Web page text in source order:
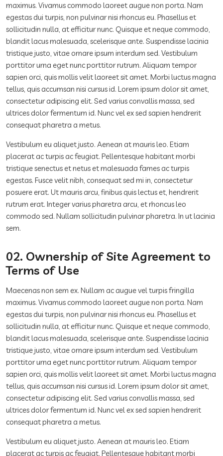
maximus. Vivamus commodo laoreet augue non porta. Nam
egestas dui turpis, non pulvinar nisi rhoncus eu. Phasellus et
sollicitudin nulla, at efficitur nunc. Quisque et neque commodo,
blandit lacus malesuada, scelerisque ante. Suspendisse lacinia
tristique justo, vitae ornare ipsum interdum sed. Vestibulum
porttitor urna eget nunc porttitor rutrum. Aliquam tempor
sapien orci, quis mollis velit laoreet sit amet. Morbi luctus magna
tellus, quis accumsan nisi cursus id. Lorem ipsum dolor sit amet,
consectetur adipiscing elit. Sed varius convallis massa, sed
ultrices dolor fermentum id. Nunc vel ex sed sapien hendrerit
consequat pharetra a metus.
Vestibulum eu aliquet justo. Aenean at mauris leo. Etiam
placerat ac turpis ac feugiat. Pellentesque habitant morbi
tristique senectus et netus et malesuada fames ac turpis
egestas. Fusce velit nibh, consequat sed mi in, consectetur
posuere erat. Ut mauris arcu, finibus quis lectus et, hendrerit
rutrum erat. Integer varius pharetra arcu, et rhoncus leo
commodo sed. Nullam sollicitudin pulvinar pharetra. In ut lacinia
sem.
02. Ownership of Site Agreement to
Terms of Use
Maecenas non sem ex. Nullam ac augue vel turpis fringilla
maximus. Vivamus commodo laoreet augue non porta. Nam
egestas dui turpis, non pulvinar nisi rhoncus eu. Phasellus et
sollicitudin nulla, at efficitur nunc. Quisque et neque commodo,
blandit lacus malesuada, scelerisque ante. Suspendisse lacinia
tristique justo, vitae ornare ipsum interdum sed. Vestibulum
porttitor urna eget nunc porttitor rutrum. Aliquam tempor
sapien orci, quis mollis velit laoreet sit amet. Morbi luctus magna
tellus, quis accumsan nisi cursus id. Lorem ipsum dolor sit amet,
consectetur adipiscing elit. Sed varius convallis massa, sed
ultrices dolor fermentum id. Nunc vel ex sed sapien hendrerit
consequat pharetra a metus.
Vestibulum eu aliquet justo. Aenean at mauris leo. Etiam
placerat ac turpis ac feugiat. Pellentesque habitant morbi